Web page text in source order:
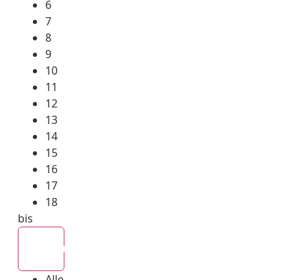
6
7
8
9
10
11
12
13
14
15
16
17
18
bis